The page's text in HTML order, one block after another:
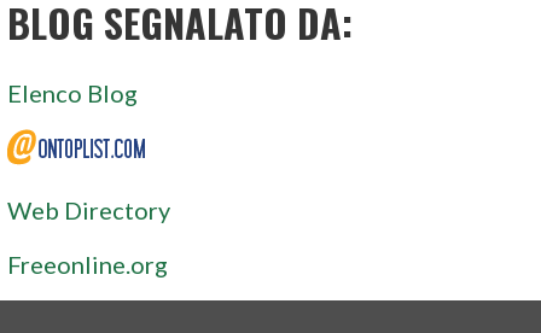
BLOG SEGNALATO DA:
Elenco Blog
Web Directory
Freeonline.org